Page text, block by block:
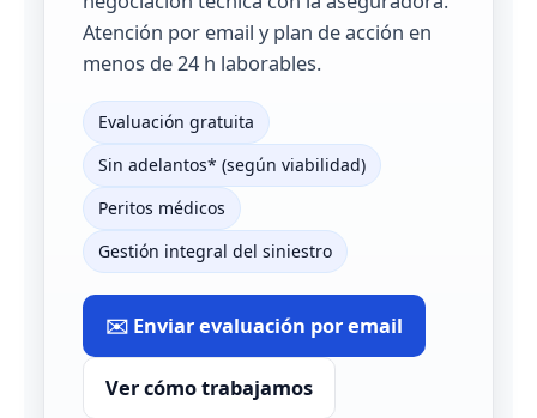
Atención por email y plan de acción en
menos de 24 h laborables.
Evaluación gratuita
Sin adelantos* (según viabilidad)
Peritos médicos
Gestión integral del siniestro
✉️ Enviar evaluación por email
Ver cómo trabajamos